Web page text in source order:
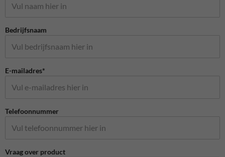
Bedrijfsnaam
E-mailadres*
Telefoonnummer
Vraag over product